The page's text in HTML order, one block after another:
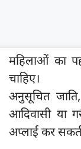
महिलाओं का
चाहिए।
अनुसूचित
आदिवासी या
अप्लाई कर